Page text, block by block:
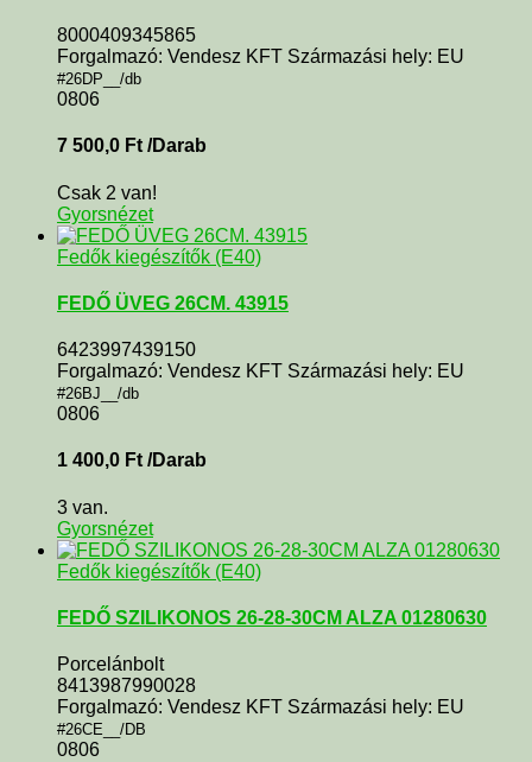
8000409345865
Forgalmazó: Vendesz KFT Származási hely: EU
#26DP__/db
0806
7 500,0 Ft /Darab
Csak 2 van!
Gyorsnézet
Fedők kiegészítők (E40)
FEDŐ ÜVEG 26CM. 43915
6423997439150
Forgalmazó: Vendesz KFT Származási hely: EU
#26BJ__/db
0806
1 400,0 Ft /Darab
3 van.
Gyorsnézet
Fedők kiegészítők (E40)
FEDŐ SZILIKONOS 26-28-30CM ALZA 01280630
Porcelánbolt
8413987990028
Forgalmazó: Vendesz KFT Származási hely: EU
#26CE__/DB
0806